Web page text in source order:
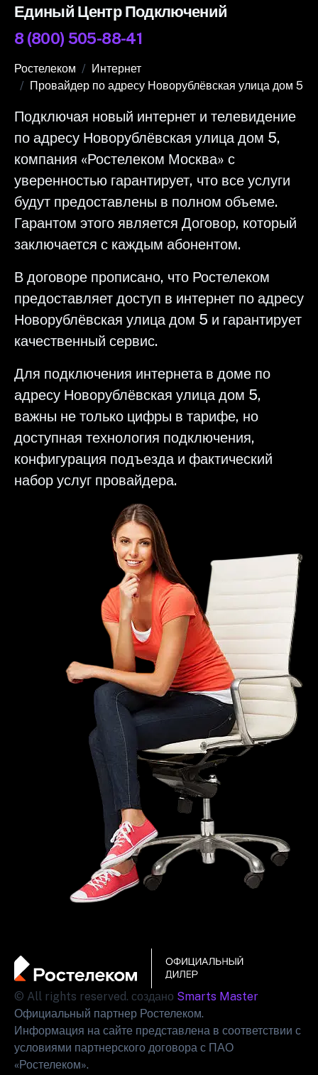
Единый Центр Подключений
8 (800) 505-88-41
Ростелеком
Интернет
Провайдер по адресу Новорублёвская улица дом 5
Подключая новый интернет и телевидение
по адресу Новорублёвская улица дом 5,
компания «Ростелеком Москва» с
уверенностью гарантирует, что все услуги
будут предоставлены в полном объеме.
Гарантом этого является Договор, который
заключается с каждым абонентом.
В договоре прописано, что Ростелеком
предоставляет доступ в интернет по адресу
Новорублёвская улица дом 5 и гарантирует
качественный сервис.
Для подключения интернета в доме по
адресу Новорублёвская улица дом 5,
важны не только цифры в тарифе, но
доступная технология подключения,
конфигурация подъезда и фактический
набор услуг провайдера.
© All rights reserved. создано Smarts Master
Официальный партнер Ростелеком.
Информация на сайте представлена в соответствии с
условиями партнерского договора с ПАО
«Ростелеком».